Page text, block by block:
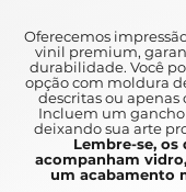
metrópoles
Nova York e São
urbana é um ótimo
para qualquer
A unique and fast
Oferecemos
vinil premium,
durabilidade. Você
opção com moldura
descritas ou apenas
Incluem um
deixando sua arte
Lembre-se, os
acompanham
um acabamento